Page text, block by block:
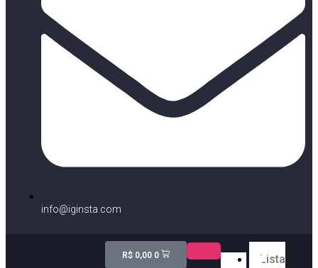
info@iginsta.com
R$0,00 0
Lista